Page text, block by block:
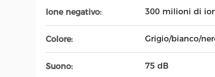
Ione negativo: 300 milioni di
Colore: Grigio/bianco/
Suono: 75 dB